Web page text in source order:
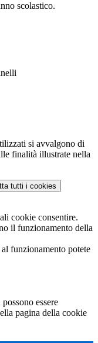
scolastico.
si avvalgono di
finalità illustrate nella
tutti i cookies
cookie consentire.
il funzionamento della
funzionamento potete
essere
pagina della cookie